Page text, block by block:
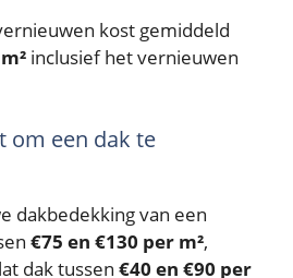
kost gemiddeld
inclusief het vernieuwen
om een dak te
dakbedekking van een
€75 en €130 per m²,
dak tussen €40 en €90 per